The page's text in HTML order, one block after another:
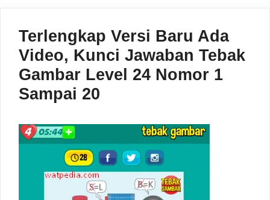
Terlengkap Versi Baru Ada
Video, Kunci Jawaban Tebak
Gambar Level 24 Nomor 1
Sampai 20